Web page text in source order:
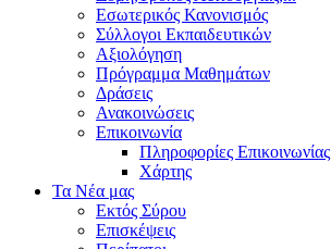
Εσωτερικός Κανονισμός
Σύλλογοι Εκπαιδευτικών
Αξιολόγηση
Πρόγραμμα Μαθημάτων
Δράσεις
Ανακοινώσεις
Επικοινωνία
Πληροφορίες Επικοινωνίας
Χάρτης
Τα Νέα μας
Εκτός Σύρου
Επισκέψεις